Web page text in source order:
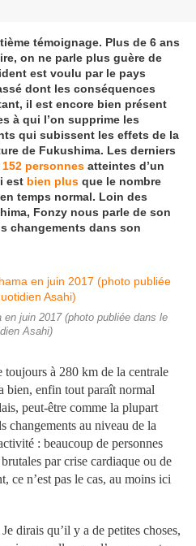
témoignage. Plus de 6 ans
on ne parle plus guère de
est voulu par le pays
dont les conséquences
il est encore bien présent
à qui l’on supprime les
qui subissent les effets de la
de Fukushima. Les derniers
152 personnes atteintes d’un
est bien plus que le nombre
temps normal. Loin des
Fonzy nous parle de son
changements dans son
juin 2017 (photo publiée dans le
Asahi)
toujours à 280 km de la centrale
enfin tout paraît normal
peut-être comme la plupart
changements au niveau de la
: beaucoup de personnes
par crise cardiaque ou de
ce n’est pas le cas, au moins ici
dirais qu’il y a de petites choses,